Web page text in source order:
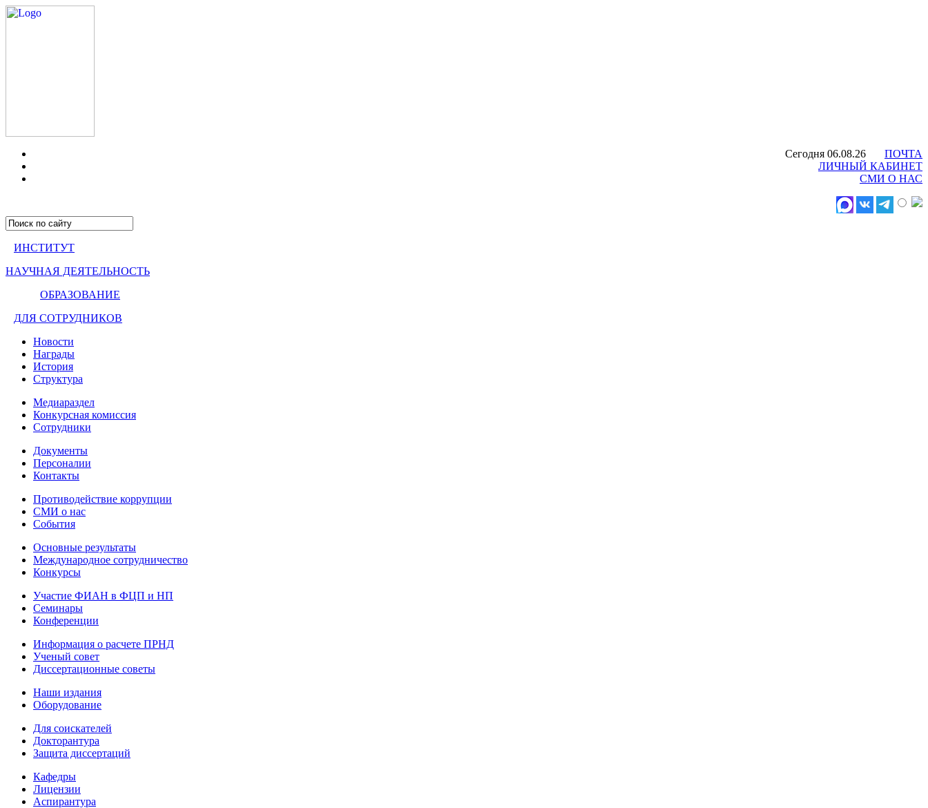
Сегодня 06.08.26
ПОЧТА
ЛИЧНЫЙ КАБИНЕТ
СМИ О НАС
ИНСТИТУТ
НАУЧНАЯ ДЕЯТЕЛЬНОСТЬ
ОБРАЗОВАНИЕ
ДЛЯ СОТРУДНИКОВ
Новости
Награды
История
Структура
Медиараздел
Конкурсная комиссия
Сотрудники
Документы
Персоналии
Контакты
Противодействие коррупции
СМИ о нас
События
Основные результаты
Международное сотрудничество
Конкурсы
Участие ФИАН в ФЦП и НП
Семинары
Конференции
Информация о расчете ПРНД
Ученый совет
Диссертационные советы
Наши издания
Оборудование
Для соискателей
Докторантура
Защита диссертаций
Кафедры
Лицензии
Аспирантура